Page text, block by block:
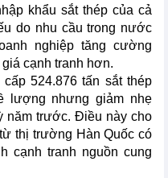
khẩu sắt thép của cả
do nhu cầu trong nước
nghiệp tăng cường
cạnh tranh hơn.
524.876 tấn sắt thép
lượng nhưng giảm nhẹ
năm trước. Điều này cho
thị trường Hàn Quốc có
cạnh tranh nguồn cung